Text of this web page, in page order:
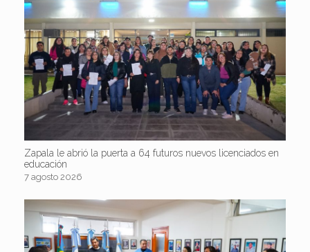
Zapala le abrió la puerta a 64 futuros nuevos licenciados en
educación
7 agosto 2026